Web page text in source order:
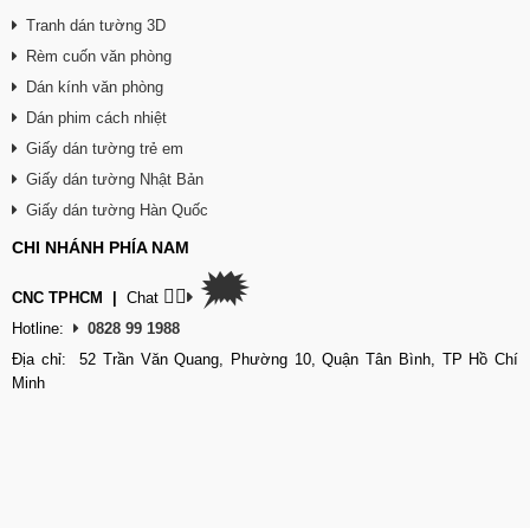
Tranh dán tường 3D
Rèm cuốn văn phòng
Dán kính văn phòng
Dán phim cách nhiệt
Giấy dán tường trẻ em
Giấy dán tường Nhật Bản
Giấy dán tường Hàn Quốc
CHI NHÁNH PHÍA NAM
CNC TPHCM Chat 👉🏽 🗯
Hotline:
0828 99 1988
Địa chỉ: 52 Trần Văn Quang, Phường 10, Quận Tân Bình, TP Hồ Chí
Minh